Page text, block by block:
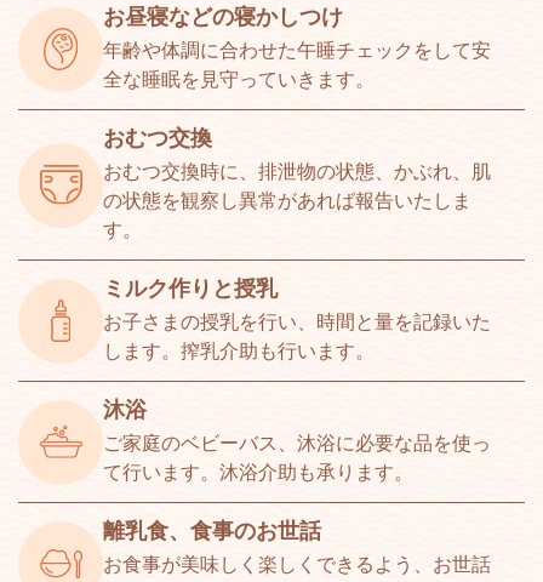
お昼寝などの寝かしつけ
年齢や体調に合わせた午睡チェックをして安
全な睡眠を見守っていきます。
おむつ交換
おむつ交換時に、排泄物の状態、かぶれ、肌
の状態を観察し異常があれば報告いたしま
す。
ミルク作りと授乳
お子さまの授乳を行い、時間と量を記録いた
します。搾乳介助も行います。
沐浴
ご家庭のベビーバス、沐浴に必要な品を使っ
て行います。沐浴介助も承ります。
離乳食、食事のお世話
お食事が美味しく楽しくできるよう、お世話